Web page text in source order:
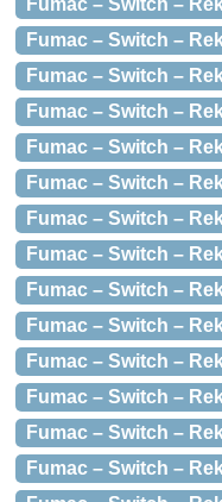
Fumac – Switch –
Fumac – Switch –
Fumac – Switch –
Fumac – Switch –
Fumac – Switch –
Fumac – Switch –
Fumac – Switch –
Fumac – Switch –
Fumac – Switch –
Fumac – Switch –
Fumac – Switch –
Fumac – Switch –
Fumac – Switch –
Fumac – Switch –